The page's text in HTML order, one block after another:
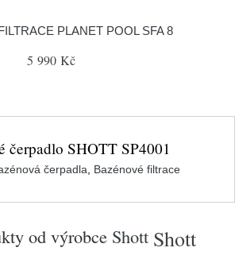
PLANET POOL SFA 8
5 990 Kč
čerpadlo SHOTT SP4001
čerpadla Bazénové filtrace
od výrobce Shott Shott